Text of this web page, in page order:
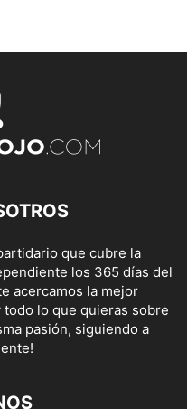
que cubre la
los 365 días del
acercamos la mejor
lo que quieras sobre
pasión, siguiendo a